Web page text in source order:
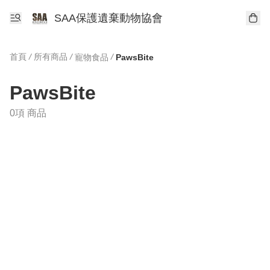
SAA保護遺棄動物協會
首頁 / 所有商品 / 寵物食品 / PawsBite
PawsBite
0項 商品